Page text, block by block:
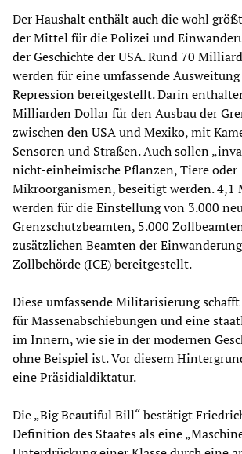
Der Haushalt enthält auch die wohl
der Mittel für die Polizei und
der Geschichte der USA. Rund 70
werden für eine umfassende
Repression bereitgestellt. Darin
Milliarden Dollar für den Ausbau der
zwischen den USA und Mexiko, mit
Sensoren und Straßen. Auch sollen
nicht-einheimische Pflanzen, Tiere oder
Mikroorganismen, beseitigt werden.
werden für die Einstellung von 3.000
Grenzschutzbeamten, 5.000
zusätzlichen Beamten der
Zollbehörde (ICE) bereitgestellt.
Diese umfassende Militarisierung
für Massenabschiebungen und eine
im Innern, wie sie in der modernen
ohne Beispiel ist. Vor diesem
eine Präsidialdiktatur.
Die „Big Beautiful Bill“ bestätigt
Definition des Staates als eine